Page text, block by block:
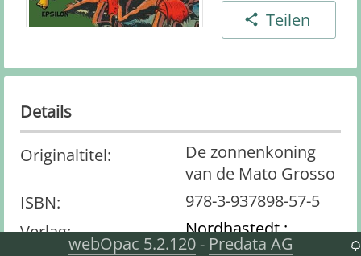
Teilen
Details
Originaltitel:
De zonnenkoning
van de Mato Grosso
ISBN:
978-3-937898-57-5
Verlag:
Nordhastedt :
Epsilon
webOpac 5.2.120- Predata AG